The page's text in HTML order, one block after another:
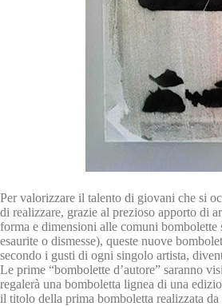
Per valorizzare il talento di giovani che si
di realizzare, grazie al prezioso apporto di
forma e dimensioni alle comuni
esaurite o dismesse), queste nuove
secondo i gusti di ogni singolo artista,
Le prime “bombolette d’autore” saranno
regalerà una bomboletta lignea di una
il titolo della prima bomboletta realizzata